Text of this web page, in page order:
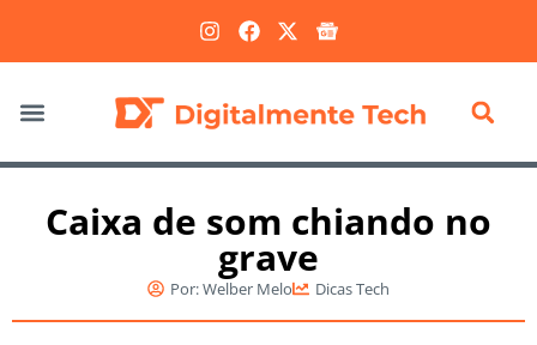
Caixa de som chiando no
grave
Por:Welber Melo Dicas Tech